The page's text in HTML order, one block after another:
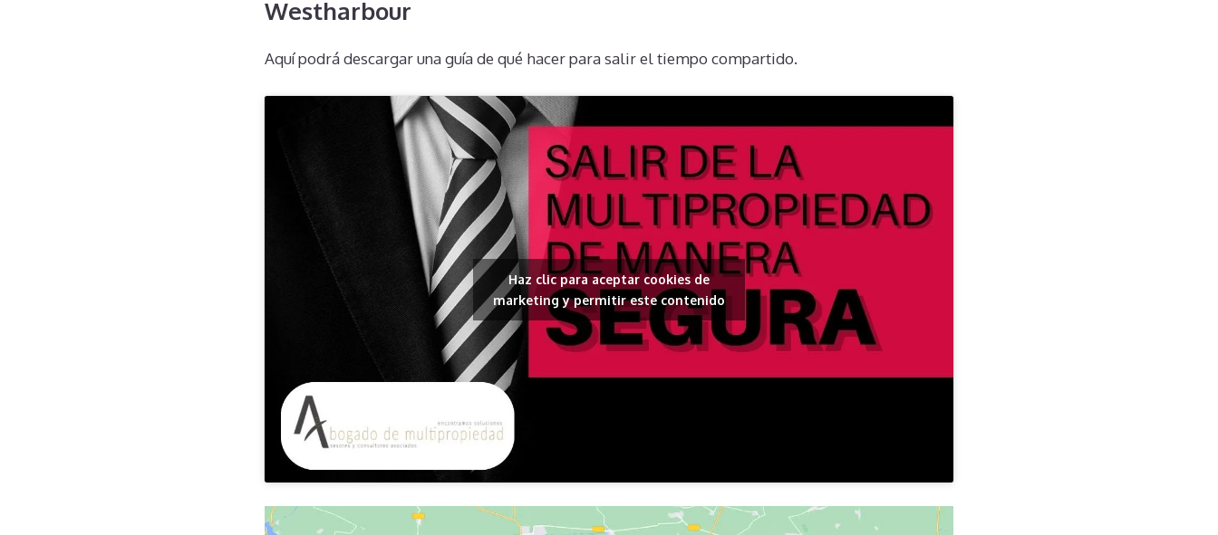
Westharbour
Aquí podrá descargar una guía de qué hacer para salir el tiempo compartido.
Haz clic para aceptar cookies de
marketing y permitir este contenido